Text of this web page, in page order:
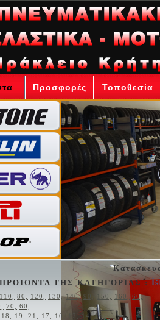
Προσφορές Τοποθεσία
ΤΗΣ ΚΑΤΗΓΟΡΙΑΣ :
110, 80, 120, 130, 140, 90, 150, 160,
60,
70,
60,
18, 19, 21, 17, 10, 12, 14, 16,